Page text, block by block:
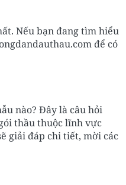
Nếu bạn đang tìm hiểu
để có
nào? Đây là câu hỏi
thầu thuộc lĩnh vực
giải đáp chi tiết, mời các